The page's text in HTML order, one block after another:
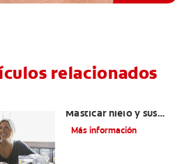
relacionados
Masticar hielo y sus
dientes
Más información